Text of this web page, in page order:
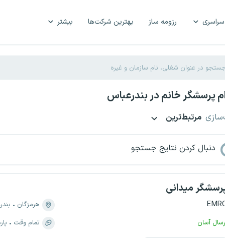
رزومه ساز بهترین شرکت‌ها بیشتر
پرسشگر خانم در بندرعباس
مرتبط‌ترین
دنبال کردن نتایج جستجو
میدانی
آسان
هرمزگان
تمام وقت